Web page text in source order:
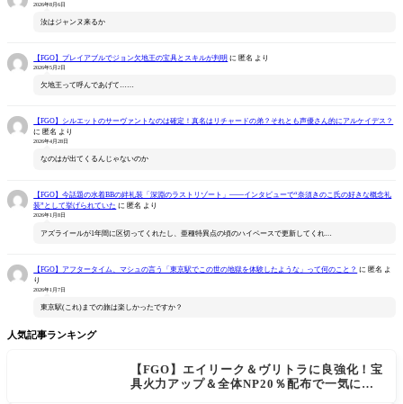
2026年8月6日
汝はジャンヌ来るか
【FGO】プレイアブルでジョン欠地王の宝具とスキルが判明 に 匿名 より
2026年5月2日
欠地王って呼んであげて……
【FGO】シルエットのサーヴァントなのは確定！真名はリチャードの弟？それとも声優さん的にアルケイデス？
に 匿名 より
2026年4月28日
なのはが出てくるんじゃないのか
【FGO】今話題の水着BBの絆礼装「深淵のラストリゾート」――インタビューで“奈須きのこ氏の好きな概念礼
装”として挙げられていた に 匿名 より
2026年1月8日
アズライールが1年間に区切ってくれたし、亜種特異点の頃のハイペースで更新してくれ…
【FGO】アフタータイム、マシュの言う「東京駅でこの世の地獄を体験したような」って何のこと？ に 匿名 よ
り
2026年1月7日
東京駅(これ)までの旅は楽しかったですか？
人気記事ランキング
【FGO】エイリーク＆ヴリトラに良強化！宝
具火力アップ＆全体NP20％配布で一気に使